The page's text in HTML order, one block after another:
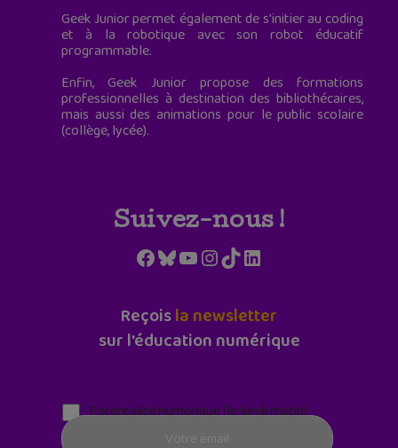
Geek Junior permet également de s'initier au coding
et à la robotique avec son robot éducatif
programmable.
Enfin, Geek Junior propose des formations
professionnelles à destination des bibliothécaires,
mais aussi des animations pour le public scolaire
(collège, lycée).
Suivez-nous !
Facebook
Bluesky
YouTube
Instagram
TikTokLinkedIn
Reçoisla newsletter
sur l'éducation numérique
Parentalité numérique (le lundi matin)